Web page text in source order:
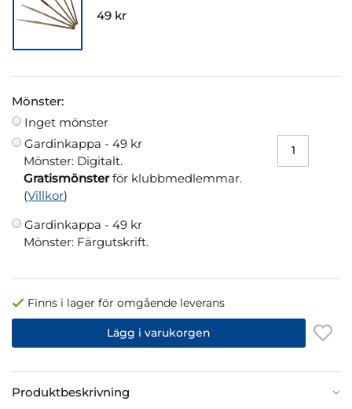
49 kr
Mönster:
Inget mönster
Gardinkappa - 49 kr
Mönster: Digitalt.
Gratismönsterför klubbmedlemmar.
(Villkor)
Gardinkappa - 49 kr
Mönster: Färgutskrift.
Finns i lager för omgående leverans
Lägg i varukorgen
Produktbeskrivning